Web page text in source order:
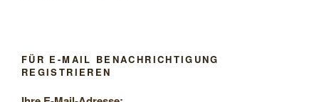
FÜR E-MAIL BENACHRICHTIGUNG
REGISTRIEREN